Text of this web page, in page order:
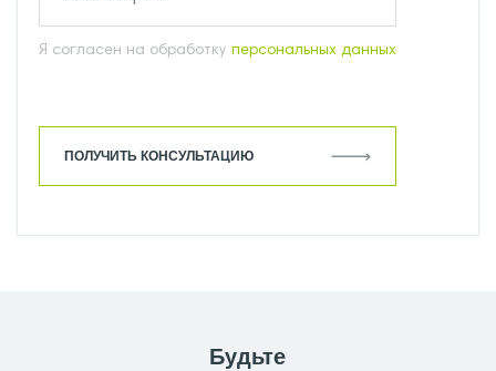
Я согласен на обработку персональных данных
ПОЛУЧИТЬ КОНСУЛЬТАЦИЮ
Будьте